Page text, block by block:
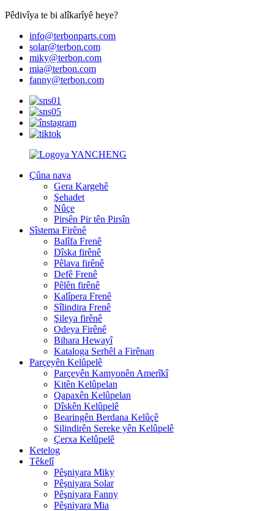
Pêdivîya te bi alîkarîyê heye?
info@terbonparts.com
solar@terbon.com
miky@terbon.com
mia@terbon.com
fanny@terbon.com
Çûna nava
Gera Kargehê
Şehadet
Nûçe
Pirsên Pir tên Pirsîn
Sîstema Firênê
Balîfa Frenê
Dîska firênê
Pêlava firênê
Defê Frenê
Pêlên firênê
Kalîpera Frenê
Sîlindira Frenê
Şileya firênê
Odeya Firênê
Bihara Hewayî
Kataloga Serhêl a Firênan
Parçeyên Kelûpelê
Parçeyên Kamyonên Amerîkî
Kitên Kelûpelan
Qapaxên Kelûpelan
Dîskên Kelûpelê
Bearingên Berdana Kelûçê
Silindirên Sereke yên Kelûpelê
Çerxa Kelûpelê
Ketelog
Têkelî
Pêşniyara Miky
Pêşniyara Solar
Pêşniyara Fanny
Pêşniyara Mia